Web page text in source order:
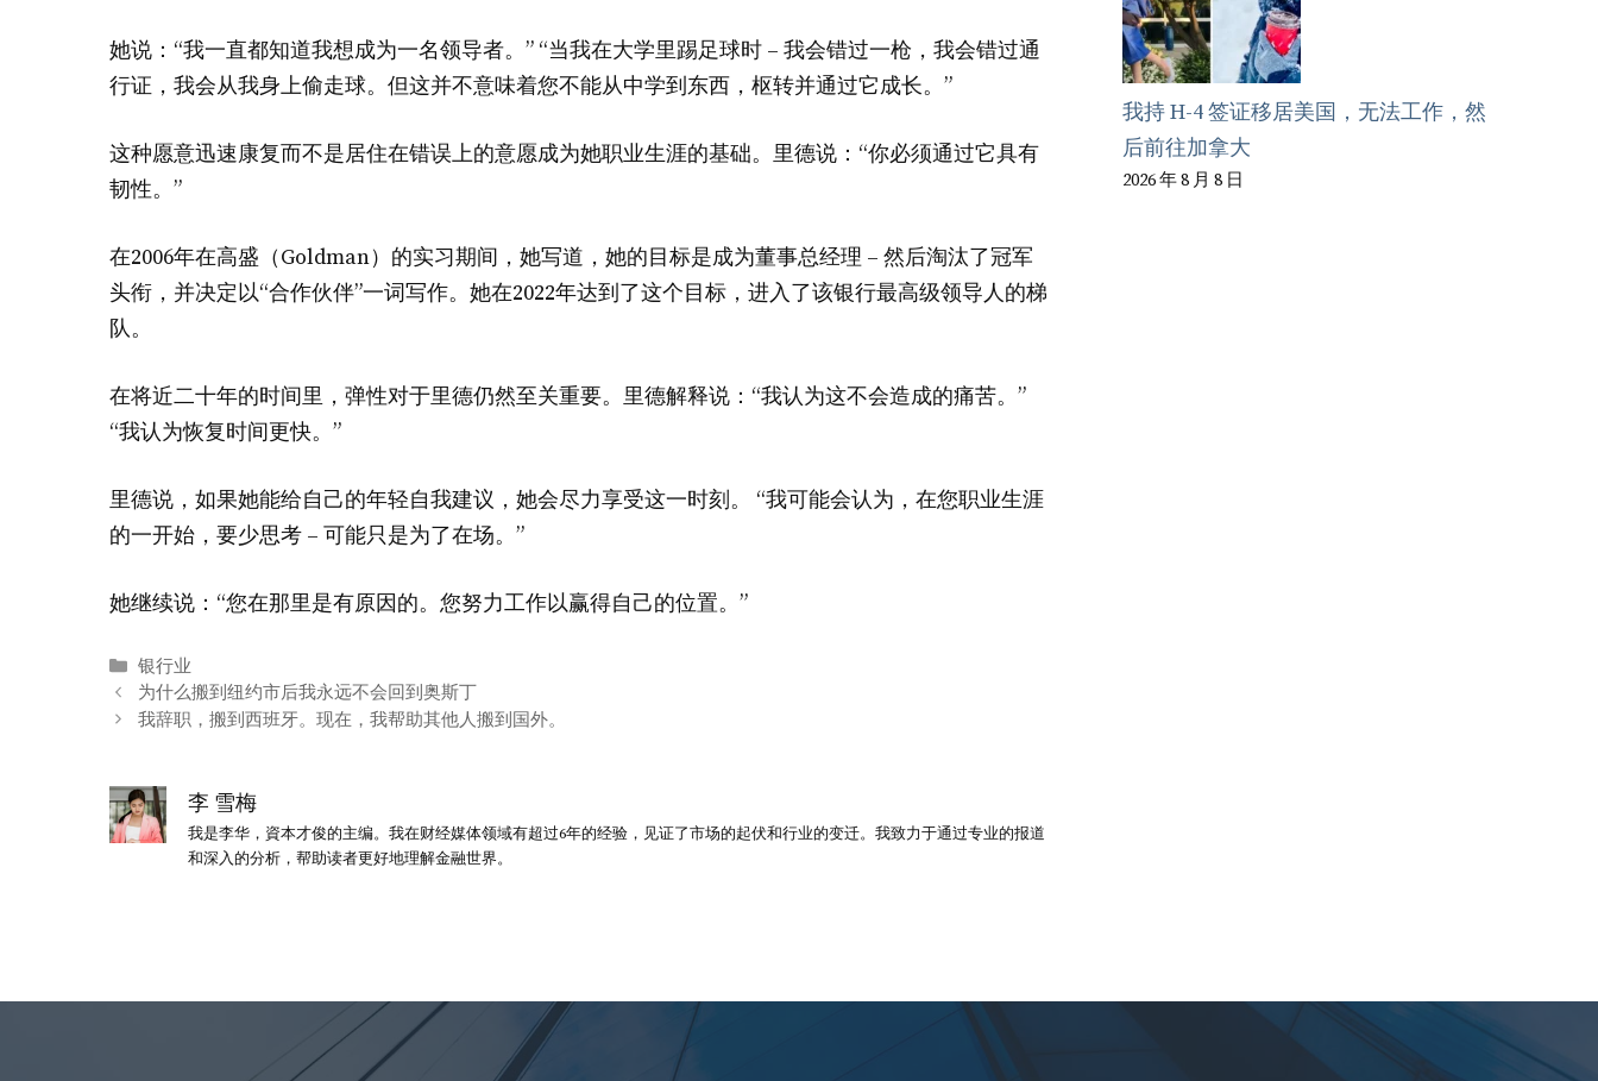
她说：“我一直都知道我想成为一名领导者。” “当我在大学里踢足球时 – 我会错过一枪，我会错过通
行证，我会从我身上偷走球。但这并不意味着您不能从中学到东西，枢转并通过它成长。”
这种愿意迅速康复而不是居住在错误上的意愿成为她职业生涯的基础。里德说：“你必须通过它具有
韧性。”
在2006年在高盛（Goldman）的实习期间，她写道，她的目标是成为董事总经理 – 然后淘汰了冠军
头衔，并决定以“合作伙伴”一词写作。她在2022年达到了这个目标，进入了该银行最高级领导人的梯
队。
在将近二十年的时间里，弹性对于里德仍然至关重要。里德解释说：“我认为这不会造成的痛苦。”
“我认为恢复时间更快。”
里德说，如果她能给自己的年轻自我建议，她会尽力享受这一时刻。 “我可能会认为，在您职业生涯
的一开始，要少思考 – 可能只是为了在场。”
她继续说：“您在那里是有原因的。您努力工作以赢得自己的位置。”
分
类
银行业
为什么搬到纽约市后我永远不会回到奥斯丁
我辞职，搬到西班牙。现在，我帮助其他人搬到国外。
李 雪梅
我是李华，資本才俊的主编。我在财经媒体领域有超过6年的经验，见证了市场的起伏和行业的变迁。我致力于通过专业的报道
和深入的分析，帮助读者更好地理解金融世界。
我持 H-4 签证移居美国，无法工作，然
后前往加拿大
2026 年 8 月 8 日